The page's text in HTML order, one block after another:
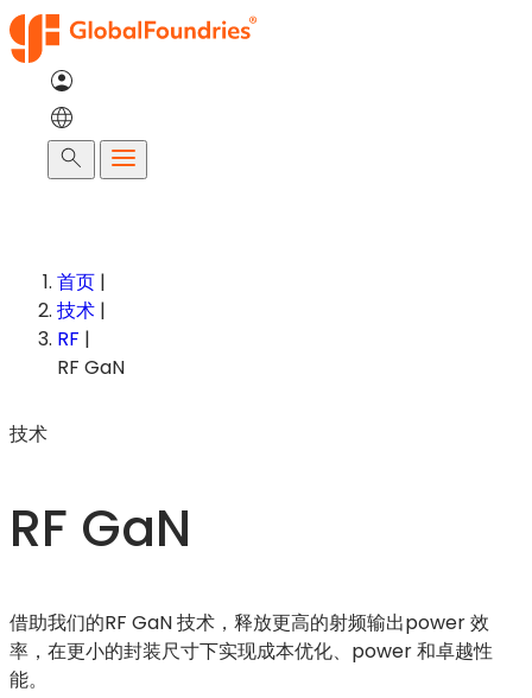
跳
至
搜
首页 |
技术 |
RF |
RF GaN
技术
RF GaN
借助我们的RF GaN 技术，释放更高的射频输出power 效
率，在更小的封装尺寸下实现成本优化、power 和卓越性
能。